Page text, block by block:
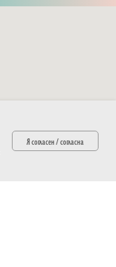
Я согласен / согласна